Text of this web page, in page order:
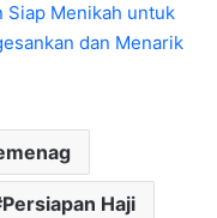
Siap Menikah untuk
dan Menarik
Persiapan Haji